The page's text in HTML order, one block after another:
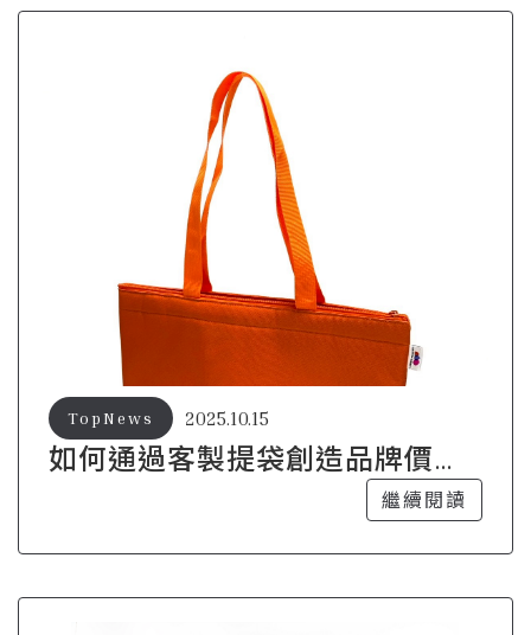
如何通過客製提袋創造品牌價
2025.10.15
TopNews
繼續閱讀